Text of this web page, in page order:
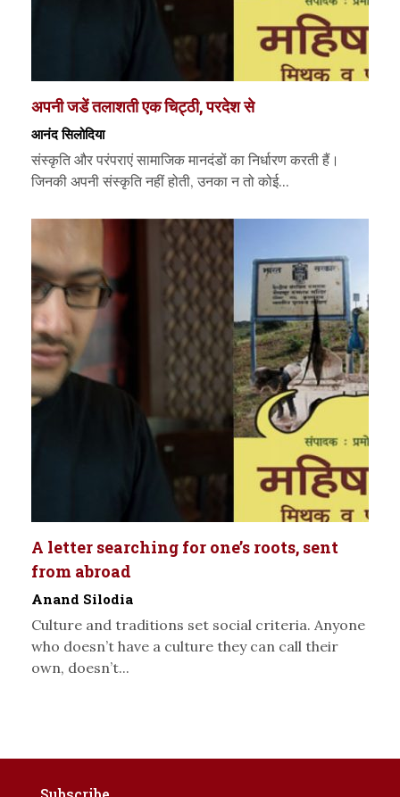
अपनी जडें तलाशती एक चिट्ठी, परदेश से
आनंद सिलोदिया
संस्कृति और परंपराएं सामाजिक मानदंडों का निर्धारण करती हैं।
जिनकी अपनी संस्कृति नहीं होती, उनका न तो कोई...
A letter searching for one’s roots, sent
from abroad
Anand Silodia
Culture and traditions set social criteria. Anyone
who doesn’t have a culture they can call their
own, doesn’t...